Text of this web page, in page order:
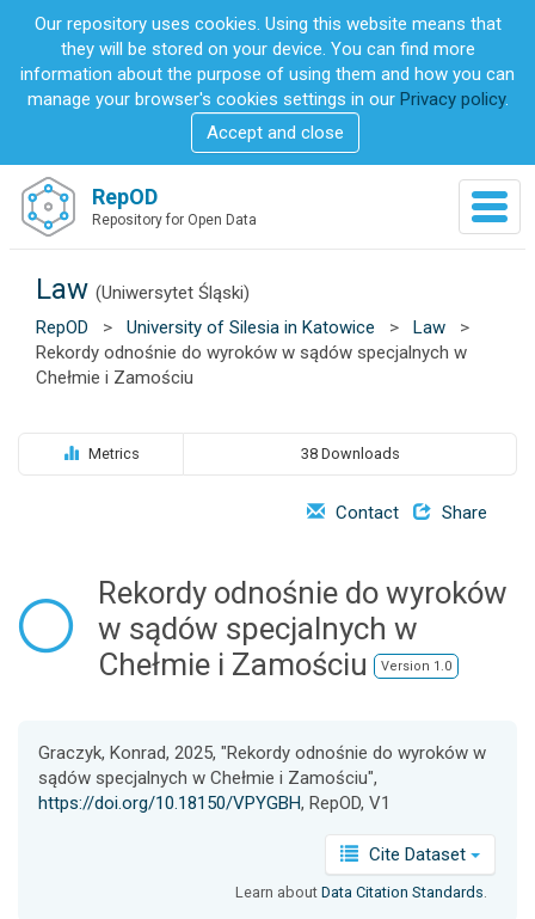
m
Our repository uses cookies. Using this website means that
they will be stored on your device. You can find more
information about the purpose of using them and how you can
manage your browser's cookies settings in our Privacy policy.
Accept and close
T
o
RepOD
Repository for Open Data
Law (Uniwersytet Śląski)
RepOD
> University of Silesia in Katowice > Law
>
Rekordy odnośnie do wyroków w sądów specjalnych w
Chełmie i Zamościu
Metrics 38 Downloads
Contact Share
Rekordy odnośnie do wyroków
w sądów specjalnych w
Chełmie i Zamościu
Version 1.0
Graczyk, Konrad, 2025, "Rekordy odnośnie do wyroków w
sądów specjalnych w Chełmie i Zamościu",
https://doi.org/10.18150/VPYGBH, RepOD, V1
Cite Dataset
Learn aboutData Citation Standards.